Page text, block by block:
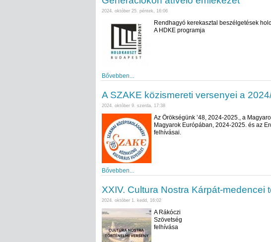
2024. október 25. péntek, 16:06
Rendhagyó kerekasztal beszélgetések
A HDKE programja
Bővebben...
A SZAKE közismereti versenyei a
2024. október 9. szerda, 17:38
Az Örökségünk ’48, 2024-2025., a
Magyarok Európában, 2024-2025. és az
felhívásai.
Bővebben...
XXIV. Cultura Nostra Kárpát-medencei
2024. október 1. kedd, 16:02
A Rákóczi
Szövetség
felhívása